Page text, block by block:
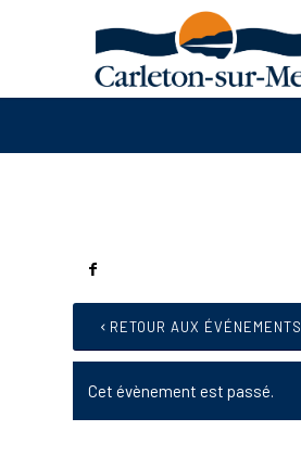
RETOUR AUX ÉVÉNEMENTS
Cet évènement est passé.